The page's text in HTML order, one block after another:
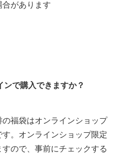
合があります
ンで購入できますか？
の福袋はオンラインショップ
す。オンラインショップ限定
ので、事前にチェックする